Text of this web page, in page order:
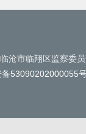
沧市临翔区监察委
备53090202000055